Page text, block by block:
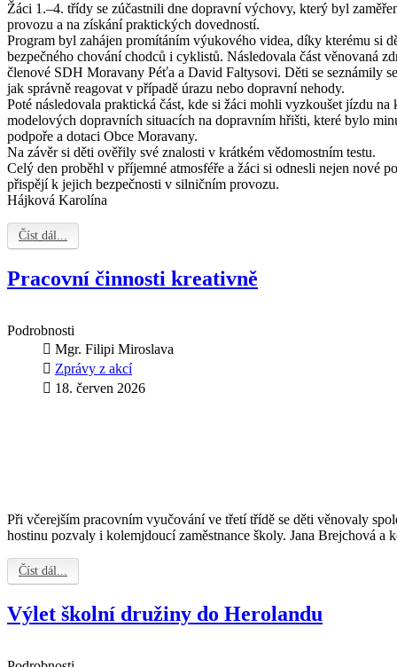
Žáci 1.–4. třídy se zúčastnili dne dopravní výchovy, který byl
provozu a na získání praktických dovedností.
Program byl zahájen promítáním výukového videa, díky kterému si
bezpečného chování chodců i cyklistů. Následovala část věnovaná
členové SDH Moravany Péťa a David Faltysovi. Děti se seznámily
jak správně reagovat v případě úrazu nebo dopravní nehody.
Poté následovala praktická část, kde si žáci mohli vyzkoušet jízdu
modelových dopravních situacích na dopravním hřišti, které bylo
podpoře a dotaci Obce Moravany.
Na závěr si děti ověřily své znalosti v krátkém vědomostním testu.
Celý den proběhl v příjemné atmosféře a žáci si odnesli nejen nové
přispějí k jejich bezpečnosti v silničním provozu.
Hájková Karolína
Číst dál...
Pracovní činnosti kreativně
Podrobnosti
Mgr. Filipi Miroslava
Zprávy z akcí
18. červen 2026
Při včerejším pracovním vyučování ve třetí třídě se děti věnovaly
hostinu pozvaly i kolemjdoucí zaměstnance školy. Jana Brejchová a
Číst dál...
Výlet školní družiny do Herolandu